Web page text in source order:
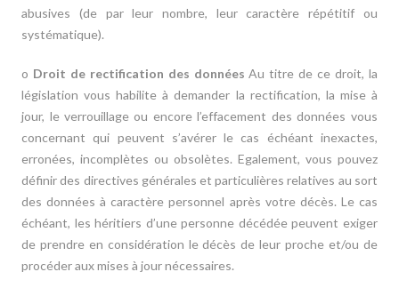
abusives (de par leur nombre, leur caractère répétitif ou
systématique).
o Droit de rectification des donnéesAu titre de ce droit, la
législation vous habilite à demander la rectification, la mise à
jour, le verrouillage ou encore l’effacement des données vous
concernant qui peuvent s’avérer le cas échéant inexactes,
erronées, incomplètes ou obsolètes. Egalement, vous pouvez
définir des directives générales et particulières relatives au sort
des données à caractère personnel après votre décès. Le cas
échéant, les héritiers d’une personne décédée peuvent exiger
de prendre en considération le décès de leurproche et/ou de
procéder aux mises à jour nécessaires.